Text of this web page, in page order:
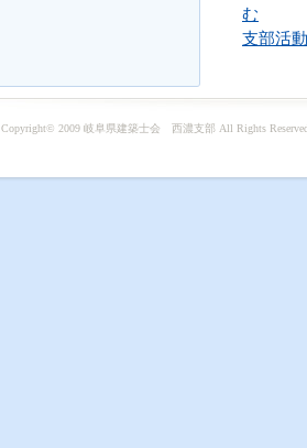
む
支部活
Copyright© 2009 岐阜県建築士会 西濃支部 All Rights